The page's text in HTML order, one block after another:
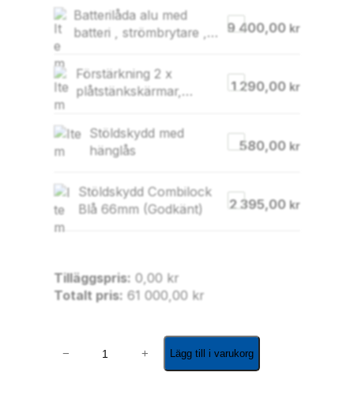
Batterilåda alu med
batteri , strömbrytare ,
9 400,00 kr
Förstärkning 2 x
plåtstänkskärmar,
1 290,00 kr
Stöldskydd med
hänglås
580,00 kr
Stöldskydd Combilock
Blå 66mm (Godkänt)
2 395,00 kr
Tilläggspris: 0,00 kr
Totalt pris: 61 000,00 kr
− + Lägg till i varukorg